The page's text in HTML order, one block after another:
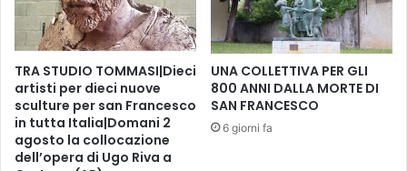
f
r
e
q
u
e
n
i
e
n
z
e
s
c
a
TRA STUDIO TOMMASI|Dieci
artisti per dieci nuove
sculture per san Francesco
in tutta Italia|Domani 2
agosto la collocazione
dell’opera di Ugo Riva a
UNA COLLETTIVA PER GLI
800 ANNI DALLA MORTE DI
SAN FRANCESCO
6 giorni fa